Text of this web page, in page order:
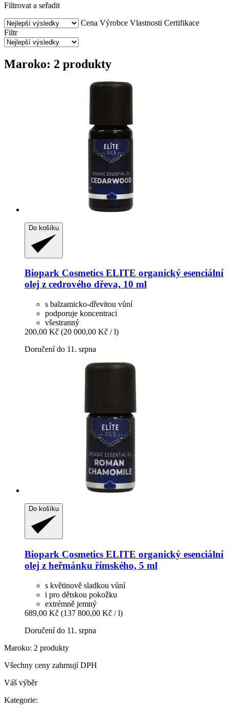
Filtrovat a seřadit
Cena Výrobce Vlastnosti Certifikace
Filtr
Maroko: 2 produkty
Do košíku
Biopark Cosmetics ELITE organický esenciální
olej z cedrového dřeva, 10 ml
s balzamicko-dřevitou vůní
podporuje koncentraci
všestranný
200,00 Kč (20 000,00 Kč / l)
Doručení do 11. srpna
Do košíku
Biopark Cosmetics ELITE organický esenciální
olej z heřmánku římského, 5 ml
s květinově sladkou vůní
i pro dětskou pokožku
extrémně jemný
689,00 Kč (137 800,00 Kč / l)
Doručení do 11. srpna
Maroko: 2 produkty
Všechny ceny zahrnují DPH
Váš výběr
Kategorie: